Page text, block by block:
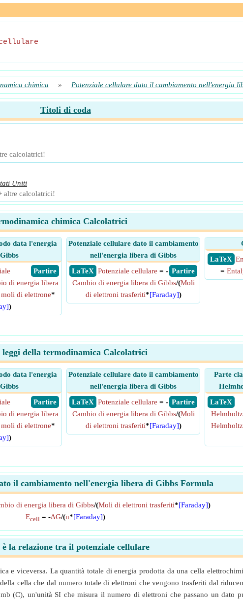
chimica » Potenziale cellulare dato il cambiamento nell'energia
Titoli di coda
calcolatrici!
Uniti
altre calcolatrici!
chimica Calcolatrici
data l'energia
​ Partire
di energia libera
di elettrone*
)
Potenziale cellulare dato il cambiamento
nell'energia libera di Gibbs
​ LaTeX
​ Partire
Potenziale cellulare = -
Cambio di energia libera di Gibbs/(Moli
di elettroni trasferiti*[Faraday])
​ LaTeX
=
leggi della termodinamica Calcolatrici
data l'energia
​ Partire
di energia libera
di elettrone*
)
Potenziale cellulare dato il cambiamento
nell'energia libera di Gibbs
​ LaTeX
​ Partire
Potenziale cellulare = -
Cambio di energia libera di Gibbs/(Moli
di elettroni trasferiti*[Faraday])
Parte
​ LaTeX
Helmholtz
il cambiamento nell'energia libera di Gibbs Formula
di energia libera di Gibbs/(Moli di elettroni trasferiti*[Faraday])
Ecell = -ΔG/(n*[Faraday])
è la relazione tra il potenziale cellulare
e viceversa. La quantità totale di energia prodotta da una cella
cella che dal numero totale di elettroni che vengono trasferiti dal
(C), un'unità SI che misura il numero di elettroni che passano un dato